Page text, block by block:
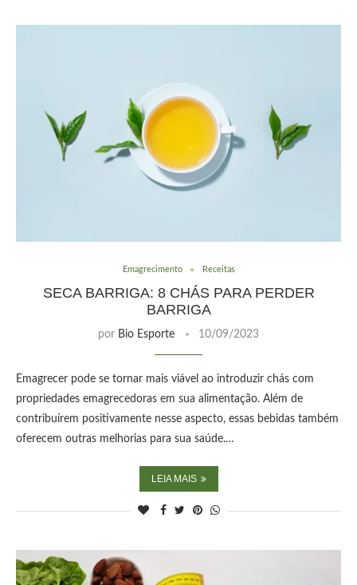
Emagrecimento Receitas
SECA BARRIGA: 8 CHÁS PARA PERDER
BARRIGA
por Bio Esporte 10/09/2023
Emagrecer pode se tornar mais viável ao introduzir chás com
propriedades emagrecedoras em sua alimentação. Além de
contribuírem positivamente nesse aspecto, essas bebidas também
oferecem outras melhorias para sua saúde.…
LEIA MAIS